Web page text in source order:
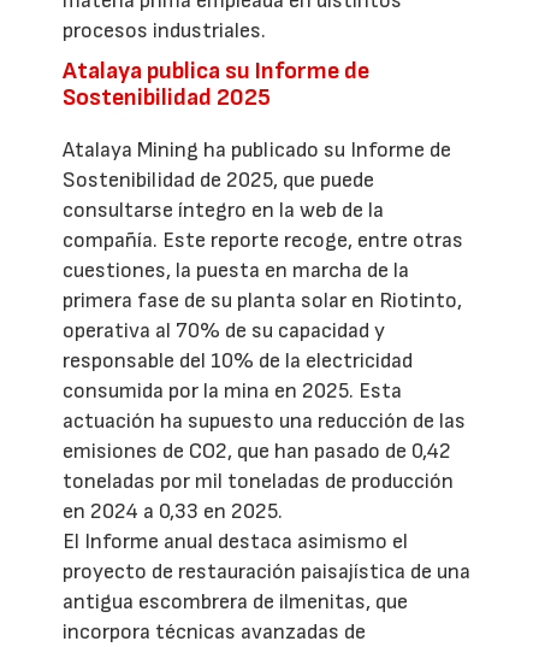
procesos industriales.
Atalaya publica su Informe de
Sostenibilidad 2025
Atalaya Mining ha publicado su Informe de
Sostenibilidad de 2025, que puede
consultarse íntegro en la web de la
compañía. Este reporte recoge, entre otras
cuestiones, la puesta en marcha de la
primera fase de su planta solar en Riotinto,
operativa al 70% de su capacidad y
responsable del 10% de la electricidad
consumida por la mina en 2025. Esta
actuación ha supuesto una reducción de las
emisiones de CO2, que han pasado de 0,42
toneladas por mil toneladas de producción
en 2024 a 0,33 en 2025.
El Informe anual destaca asimismo el
proyecto de restauración paisajística de una
antigua escombrera de ilmenitas, que
incorpora técnicas avanzadas de